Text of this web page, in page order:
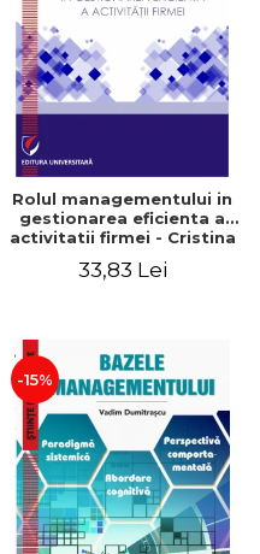
Rolul managementului in
gestionarea eficienta a
activitatii firmei - Cristina
Gabriel Nastase, Mihaela-
33,83 Lei
-15%